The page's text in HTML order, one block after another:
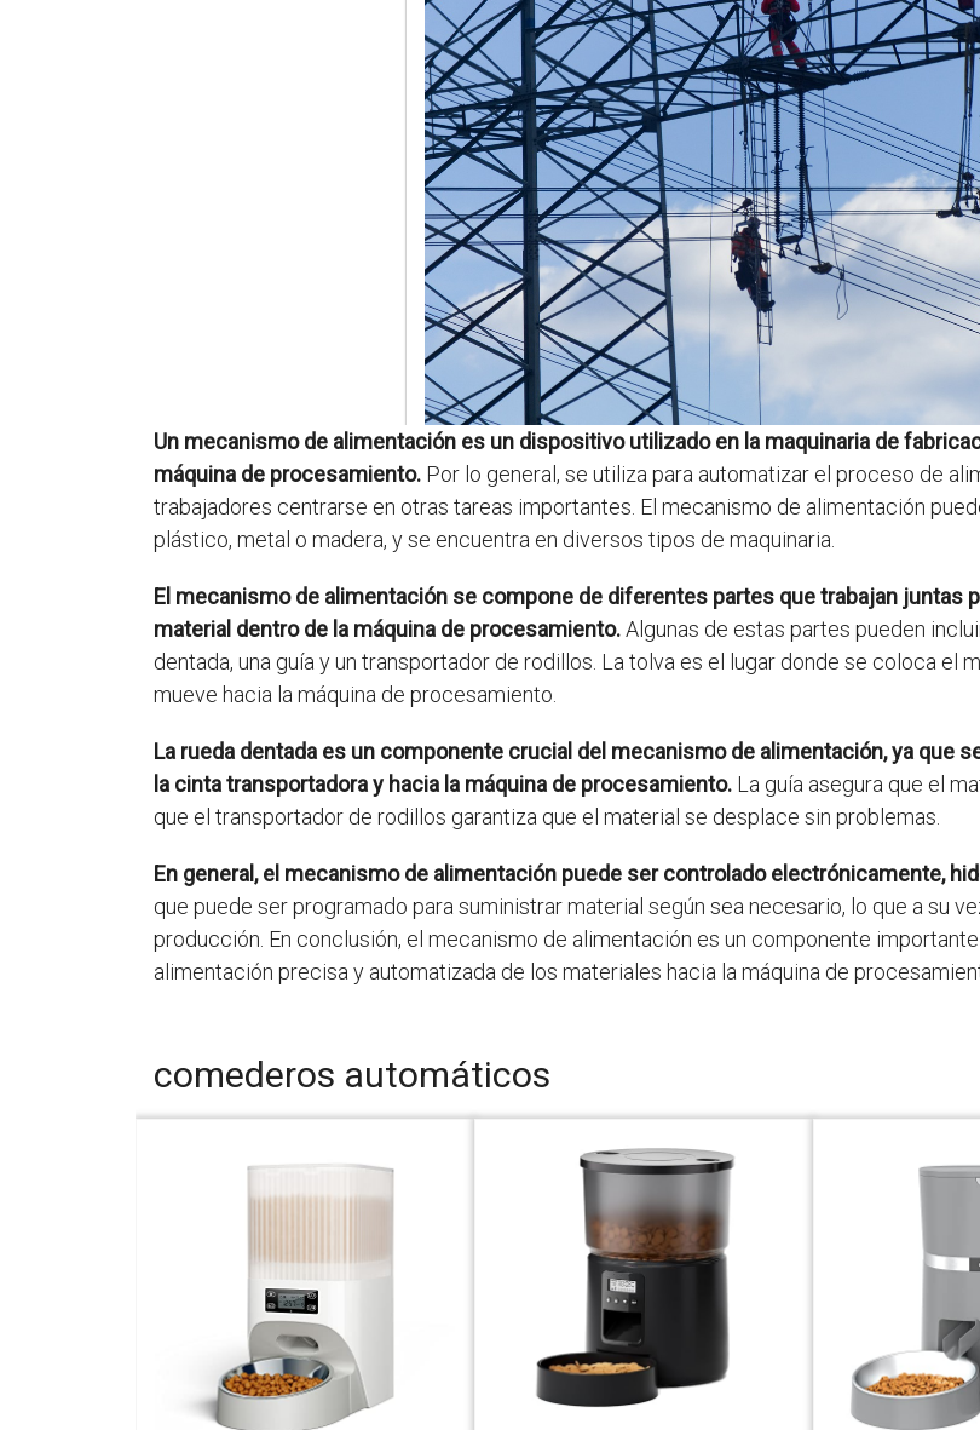
Un mecanismo de alimentación es un dispositivo utilizado en la maquinaria de
máquina de procesamiento. Por lo general, se utiliza para automatizar el proceso de
trabajadores centrarse en otras tareas importantes. El mecanismo de alimentación
plástico, metal o madera, y se encuentra en diversos tipos de maquinaria.
El mecanismo de alimentación se compone de diferentes partes que trabajan juntas
material dentro de la máquina de procesamiento.Algunas de estas partes pueden
dentada, una guía y un transportador de rodillos. La tolva es el lugar donde se coloca el
mueve hacia la máquina de procesamiento.
La rueda dentada es un componente crucial del mecanismo de alimentación, ya que
la cinta transportadora y hacia la máquina de procesamiento. La guía asegura que el
que el transportador de rodillos garantiza que el material se desplace sin problemas.
En general, el mecanismo de alimentación puede ser controlado electrónicamente,
que puede ser programado para suministrar material según sea necesario, lo que a su
producción. En conclusión, el mecanismo de alimentación es un componente
alimentación precisa y automatizada de los materiales hacia la máquina de
comederos automáticos